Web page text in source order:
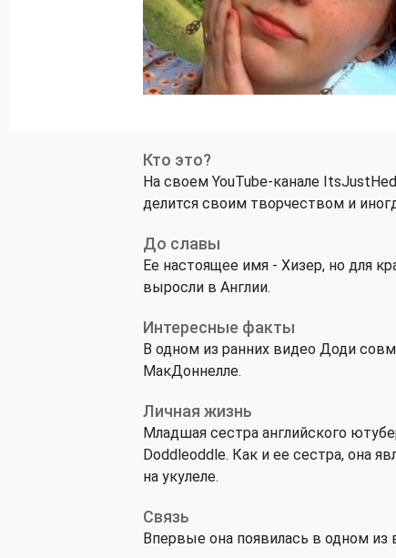
Кто это?
На своем YouTube-канале
делится своим творчеством и
До славы
Ее настоящее имя - Хизер, но для
выросли в Англии.
Интересные факты
В одном из ранних видео Доди
МакДоннелле.
Личная жизнь
Младшая сестра английского
Doddleoddle. Как и ее сестра, она
на укулеле.
Связь
Впервые она появилась в одном из